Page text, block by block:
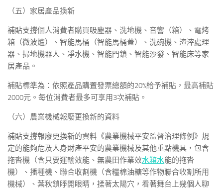
（五）家居產品換新
補貼支撐個人消費者購買吸塵器、洗地機、音響（箱）、電烤
箱（微波爐）、智能馬桶（智能馬桶蓋）、洗碗機、渣滓處理
器、掃地機器人、凈水機、智能門鎖、智能沙發、智能床等家
居產品。
補貼標準為：依照產品購置發票總額的20%給予補貼，最高補貼
2000元。每位消費者最多可享用3次補貼。
（六）農業機械報廢更換新的資料
補貼支撐報廢更換新的資料《農業機械平安監督治理條例》規
定的能夠危及人身財產平安的農業機械及其他重點機具，包含
拖沓機（含只要運輸效能、無農田作業效水箱水能的拖沓
機）、播種機、聯合收割機（含糧棉油糖等作物聯合收割所用
機械）、葉秋鎖睜開眼睛，揉著太陽穴，看著舞台上幾個人聊